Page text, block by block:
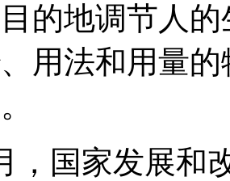
的地调节人
用法和用量
，国家发展和